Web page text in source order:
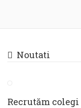
Noutati
Recrutăm